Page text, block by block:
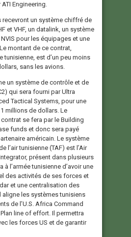
Engineering.
recevront un système chiffré de
et VHF, un datalink, un système
pour les équipages et une
montant de ce contrat,
tunisienne, est d’un peu moins
sans les avions.
un système de contrôle et de
qui sera fourni par Ultra
Tactical Systems, pour une
millions de dollars. Le
se fera par le Building
funds et donc sera payé
américain. Le système
l’air tunisienne (TAF) est l’Air
présent dans plusieurs
à l’armée tunisienne d’avoir une
des activités de ses forces et
et une centralisation des
aligne les systèmes tunisiens
de l’U.S. Africa Command
line of effort. Il permettra
les forces US et de garantir